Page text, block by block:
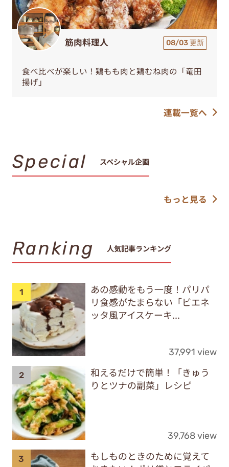
筋肉料理人 08/03 更新
食べ比べが楽しい！鶏もも肉と鶏むね肉の「竜田
揚げ」
連載一覧へ
Special スペシャル企画
もっと見る
Ranking 人気記事ランキング
あの感動をもう一度！パリパ
リ食感がたまらない「ビエネ
ッタ風アイスケーキ...
37,991 view
和えるだけで簡単！「きゅう
りとツナの副菜」レシピ
39,768 view
もしものときのために覚えて